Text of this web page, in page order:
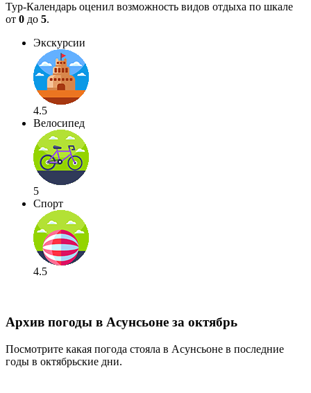
Тур-Календарь оценил возможность видов отдыха по шкале
от 0 до 5.
Экскурсии
4.5
Велосипед
5
Спорт
4.5
Архив погоды в Асунсьоне за октябрь
Посмотрите какая погода стояла в Асунсьоне в последние
годы в октябрьские дни.